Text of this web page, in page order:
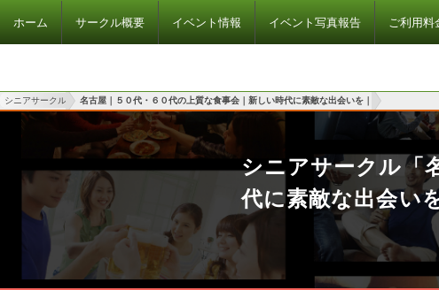
ホーム サークル概要 イベント情報 イベント写真報告 ご利用料
シニアサークル 名古屋｜５０代・６０代の上質な食事会｜新しい時代に素敵な出会いを｜
シニアサークル「
代に素敵な出会い